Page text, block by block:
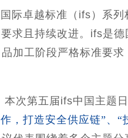
国际卓越标准（ifs）系
要求且持续改进。ifs是
品加工阶段严格标准要
本次第五届ifs中国主题
作，打造安全供应链”、“